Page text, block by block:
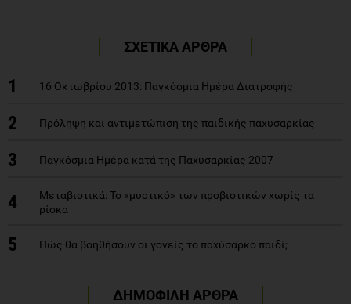
ΣΧΕΤΙΚΑ ΑΡΘΡΑ
1 16 Οκτωβρίου 2013: Παγκόσμια Ημέρα Διατροφής
2 Πρόληψη και αντιμετώπιση της παιδικής παχυσαρκίας
3 Παγκόσμια Ημέρα κατά της Παχυσαρκίας 2007
4
Μεταβιοτικά: Το «μυστικό» των προβιοτικών χωρίς τα
ρίσκα
5 Πώς θα βοηθήσουν οι γονείς το παχύσαρκο παιδί;
ΔΗΜΟΦΙΛΗ ΑΡΘΡΑ